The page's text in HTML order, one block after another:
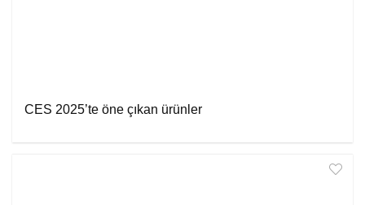
CES 2025’te öne çıkan ürünler